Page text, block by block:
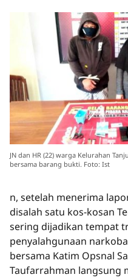
JN dan HR (22) warga Kelurahan
bersama barang bukti. Foto: Ist
n, setelah menerima
disalah satu kos-kosan
sering dijadikan tempat
penyalahgunaan
bersama Katim Opsnal
Taufarrahman langsung